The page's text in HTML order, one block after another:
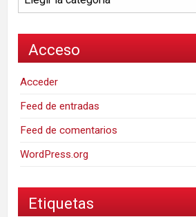
Acceso
Acceder
Feed de entradas
Feed de comentarios
WordPress.org
Etiquetas